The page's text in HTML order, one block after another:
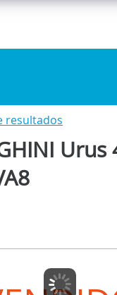
resultados
Urus